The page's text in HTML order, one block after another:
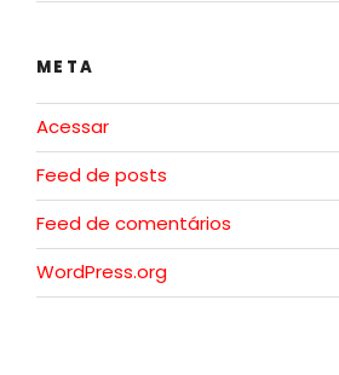
META
Acessar
Feed de posts
Feed de comentários
WordPress.org